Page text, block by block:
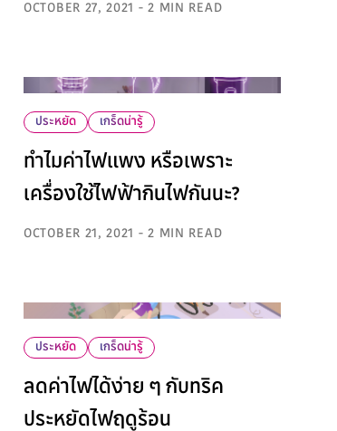
OCTOBER 27, 2021 - 2 MIN READ
ประหยัด เกร็ดน่ารู้
ทำไมค่าไฟแพง หรือเพราะ
เครื่องใช้ไฟฟ้ากินไฟกันนะ?
OCTOBER 21, 2021 - 2 MIN READ
ประหยัด เกร็ดน่ารู้
ลดค่าไฟได้ง่าย ๆ กับทริค
ประหยัดไฟฤดูร้อน